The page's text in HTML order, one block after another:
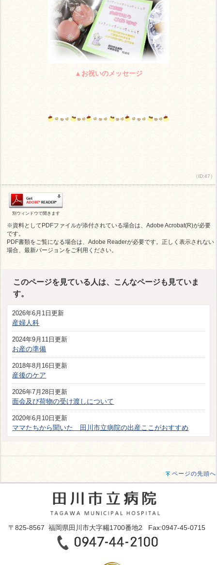
▲お祝いのメッセージ
（ID:47）
別ウィンドウで開きます
※資料としてPDFファイルが添付されている場合は、Adobe Acrobat(R)が必要
です。
PDF書類をご覧になる場合は、Adobe Readerが必要です。正しく表示されない
場合、最新バージョンをご利用ください。
このページを見ている人は、こんなページも見ていま
す。
2026年6月1日更新
産婦人科
2024年9月11日更新
お産の準備
2018年8月16日更新
産後のケア
2026年7月28日更新
面会及び荷物の受け渡しについて
2020年6月10日更新
ママたちから聞いた 田川市立病院の出産ここがおすすめ
ページの先頭へ
〒825-8567 福岡県田川市大字糒1700番地2 Fax:0947-45-0715